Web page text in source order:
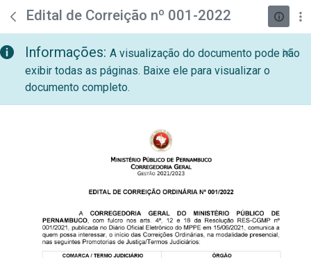
Pular para o Conteúdo principal
teste descricao
Edital de Correição nº 001-2022
Informações: A visualização do documento pode não
exibir todas as páginas. Baixe ele para visualizar o
documento completo.